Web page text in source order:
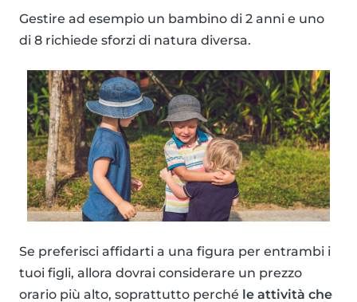
Gestire ad esempio un bambino di 2 anni e uno
di 8 richiede sforzi di natura diversa.
Se preferisci affidarti a una figura per entrambi i
tuoi figli, allora dovrai considerare un prezzo
orario più alto, soprattutto perché le attività che